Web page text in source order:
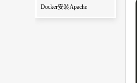
Docker安装Apache